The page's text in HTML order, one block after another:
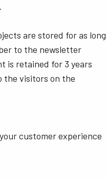
are stored for as long
to the newsletter
is retained for 3 years
the visitors on the
customer experience